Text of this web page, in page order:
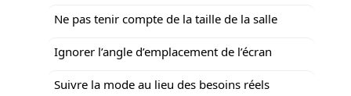
Ne pas tenir compte de la taille de la salle
Ignorer l’angle d’emplacement de l’écran
Suivre la mode au lieu des besoins réels